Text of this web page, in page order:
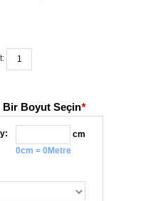
Boyut Seçin*
cm
0cm = 0Metre